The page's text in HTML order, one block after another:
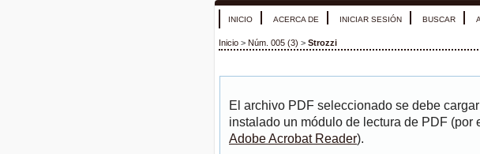
INICIO ACERCA DE INICIAR SESIÓN BUSCAR
Inicio > Núm. 005 (3) > Strozzi
El archivo PDF seleccionado se debe
instalado un módulo de lectura de PDF (por
Adobe Acrobat Reader).